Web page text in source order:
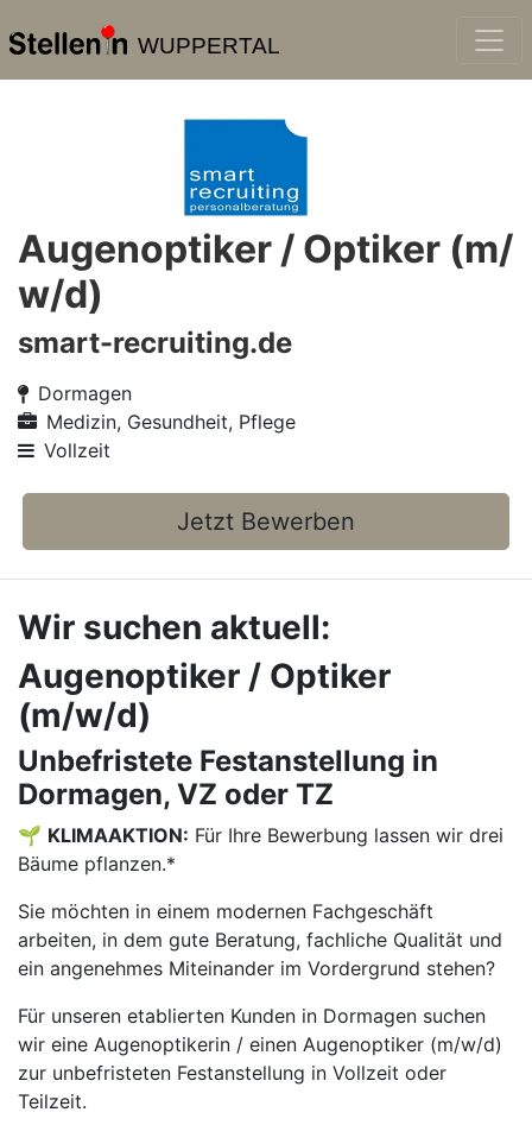
WUPPERTAL
Augenoptiker / Optiker (m/
w/d)
smart-recruiting.de
Dormagen
Medizin, Gesundheit, Pflege
Vollzeit
Jetzt Bewerben
Wir suchen aktuell:
Augenoptiker / Optiker
(m/w/d)
Unbefristete Festanstellung in
Dormagen, VZ oder TZ
🌱 KLIMAAKTION: Für Ihre Bewerbung lassen wir drei
Bäume pflanzen.*
Sie möchten in einem modernen Fachgeschäft
arbeiten, in dem gute Beratung, fachliche Qualität und
ein angenehmes Miteinander im Vordergrund stehen?
Für unseren etablierten Kunden in Dormagen suchen
wir eine Augenoptikerin / einen Augenoptiker (m/w/d)
zur unbefristeten Festanstellung in Vollzeit oder
Teilzeit.